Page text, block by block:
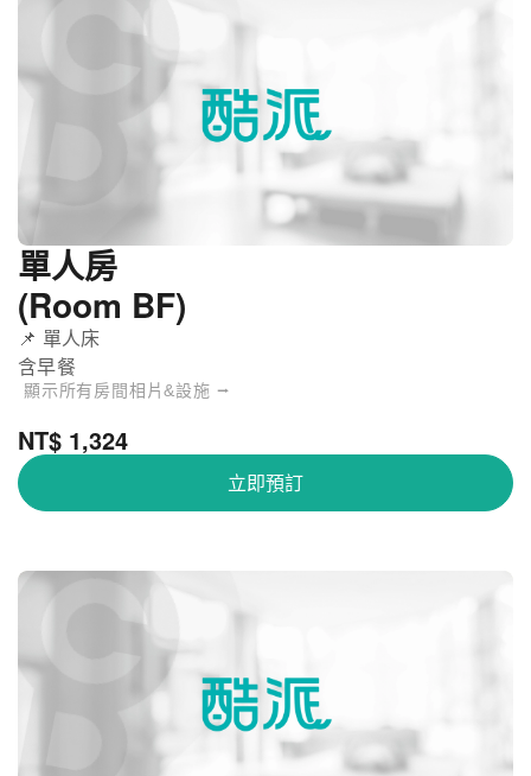
單人房
(Room BF)
📌 單人床
含早餐
顯示所有房間相片&設施 ⭢
NT$ 1,324
立即預訂